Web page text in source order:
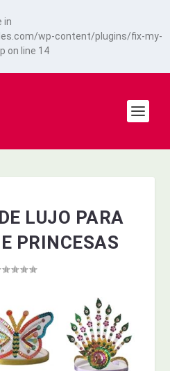
in
wp-content/plugins/fix-my-
on line 14
LUJO PARA
PRINCESAS